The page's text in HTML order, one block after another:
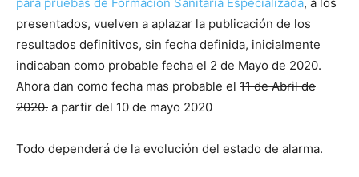
presentados, vuelven a aplazar la publicación de los
resultados definitivos, sin fecha definida, inicialmente
indicaban como probable fecha el 2 de Mayo de 2020.
Ahora dan como fecha mas probable el 11 de Abril de
2020. a partir del 10 de mayo 2020
Todo dependerá de la evolución del estado de alarma.